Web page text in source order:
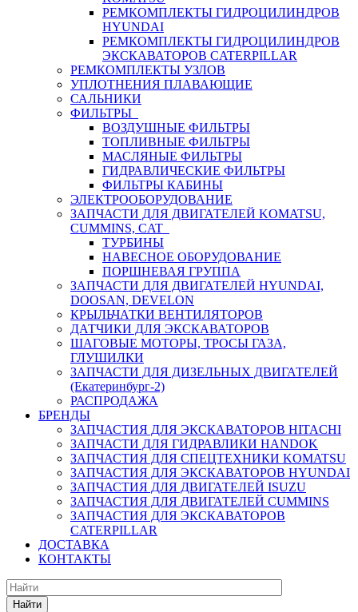
РЕМКОМПЛЕКТЫ ГИДРОЦИЛИНДРОВ
HYUNDAI
РЕМКОМПЛЕКТЫ ГИДРОЦИЛИНДРОВ
ЭКСКАВАТОРОВ CATERPILLAR
РЕМКОМПЛЕКТЫ УЗЛОВ
УПЛОТНЕНИЯ ПЛАВАЮЩИЕ
САЛЬНИКИ
ФИЛЬТРЫ
ВОЗДУШНЫЕ ФИЛЬТРЫ
ТОПЛИВНЫЕ ФИЛЬТРЫ
МАСЛЯНЫЕ ФИЛЬТРЫ
ГИДРАВЛИЧЕСКИЕ ФИЛЬТРЫ
ФИЛЬТРЫ КАБИНЫ
ЭЛЕКТРООБОРУДОВАНИЕ
ЗАПЧАСТИ ДЛЯ ДВИГАТЕЛЕЙ KOMATSU,
CUMMINS, CAT
ТУРБИНЫ
НАВЕСНОЕ ОБОРУДОВАНИЕ
ПОРШНЕВАЯ ГРУППА
ЗАПЧАСТИ ДЛЯ ДВИГАТЕЛЕЙ HYUNDAI,
DOOSAN, DEVELON
КРЫЛЬЧАТКИ ВЕНТИЛЯТОРОВ
ДАТЧИКИ ДЛЯ ЭКСКАВАТОРОВ
ШАГОВЫЕ МОТОРЫ, ТРОСЫ ГАЗА,
ГЛУШИЛКИ
ЗАПЧАСТИ ДЛЯ ДИЗЕЛЬНЫХ ДВИГАТЕЛЕЙ
(Екатеринбург-2)
РАСПРОДАЖА
БРЕНДЫ
ЗАПЧАСТИЯ ДЛЯ ЭКСКАВАТОРОВ HITACHI
ЗАПЧАСТИ ДЛЯ ГИДРАВЛИКИ HANDOK
ЗАПЧАСТИЯ ДЛЯ СПЕЦТЕХНИКИ KOMATSU
ЗАПЧАСТИЯ ДЛЯ ЭКСКАВАТОРОВ HYUNDAI
ЗАПЧАСТИЯ ДЛЯ ДВИГАТЕЛЕЙ ISUZU
ЗАПЧАСТИЯ ДЛЯ ДВИГАТЕЛЕЙ CUMMINS
ЗАПЧАСТИЯ ДЛЯ ЭКСКАВАТОРОВ
CATERPILLAR
ДОСТАВКА
КОНТАКТЫ
Найти